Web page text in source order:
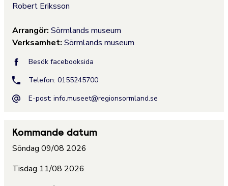
Robert Eriksson
Arrangör: Sörmlands museum
Verksamhet: Sörmlands museum
Besök facebooksida
Telefon: 0155245700
E-post: info.museet@regionsormland.se
Kommande datum
Söndag 09/08 2026
Tisdag 11/08 2026